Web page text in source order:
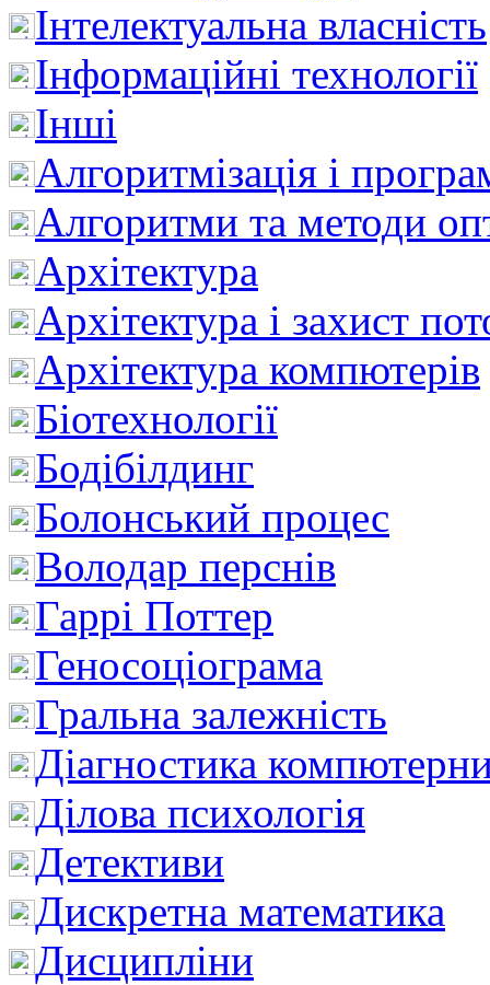
Інтелектуальна влaсність
Інформаційні технології
Інші
Алгоритмізація і
Алгоритми та методи
Архітектура
Архітектура і захист
Архітектура компютерів
Біотехнології
Бодібілдинг
Болонський процес
Володар перснів
Гаррі Поттер
Геносоціограма
Гральна залежність
Діагностика
Ділова психологія
Детективи
Дискретна математика
Дисципліни